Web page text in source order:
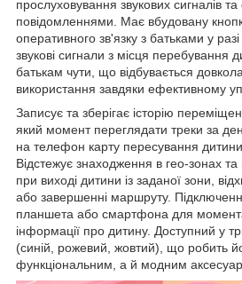
прослуховування звукових сигналів
повідомленнями. Має вбудовану
оперативного зв'язку з батьками у
звукові сигнали з місця перебування
батькам чути, що відбувається
використання завдяки ефективному
Записує та зберігає історію
який момент переглядати треки за
на телефон карту пересування
Відстежує знаходження в гео-зонах
при виході дитини із заданої зони,
або завершенні маршруту.
планшета або смартфона для
інформації про дитину. Доступний у
(синій, рожевий, жовтий), що робить
функціональним, а й модним